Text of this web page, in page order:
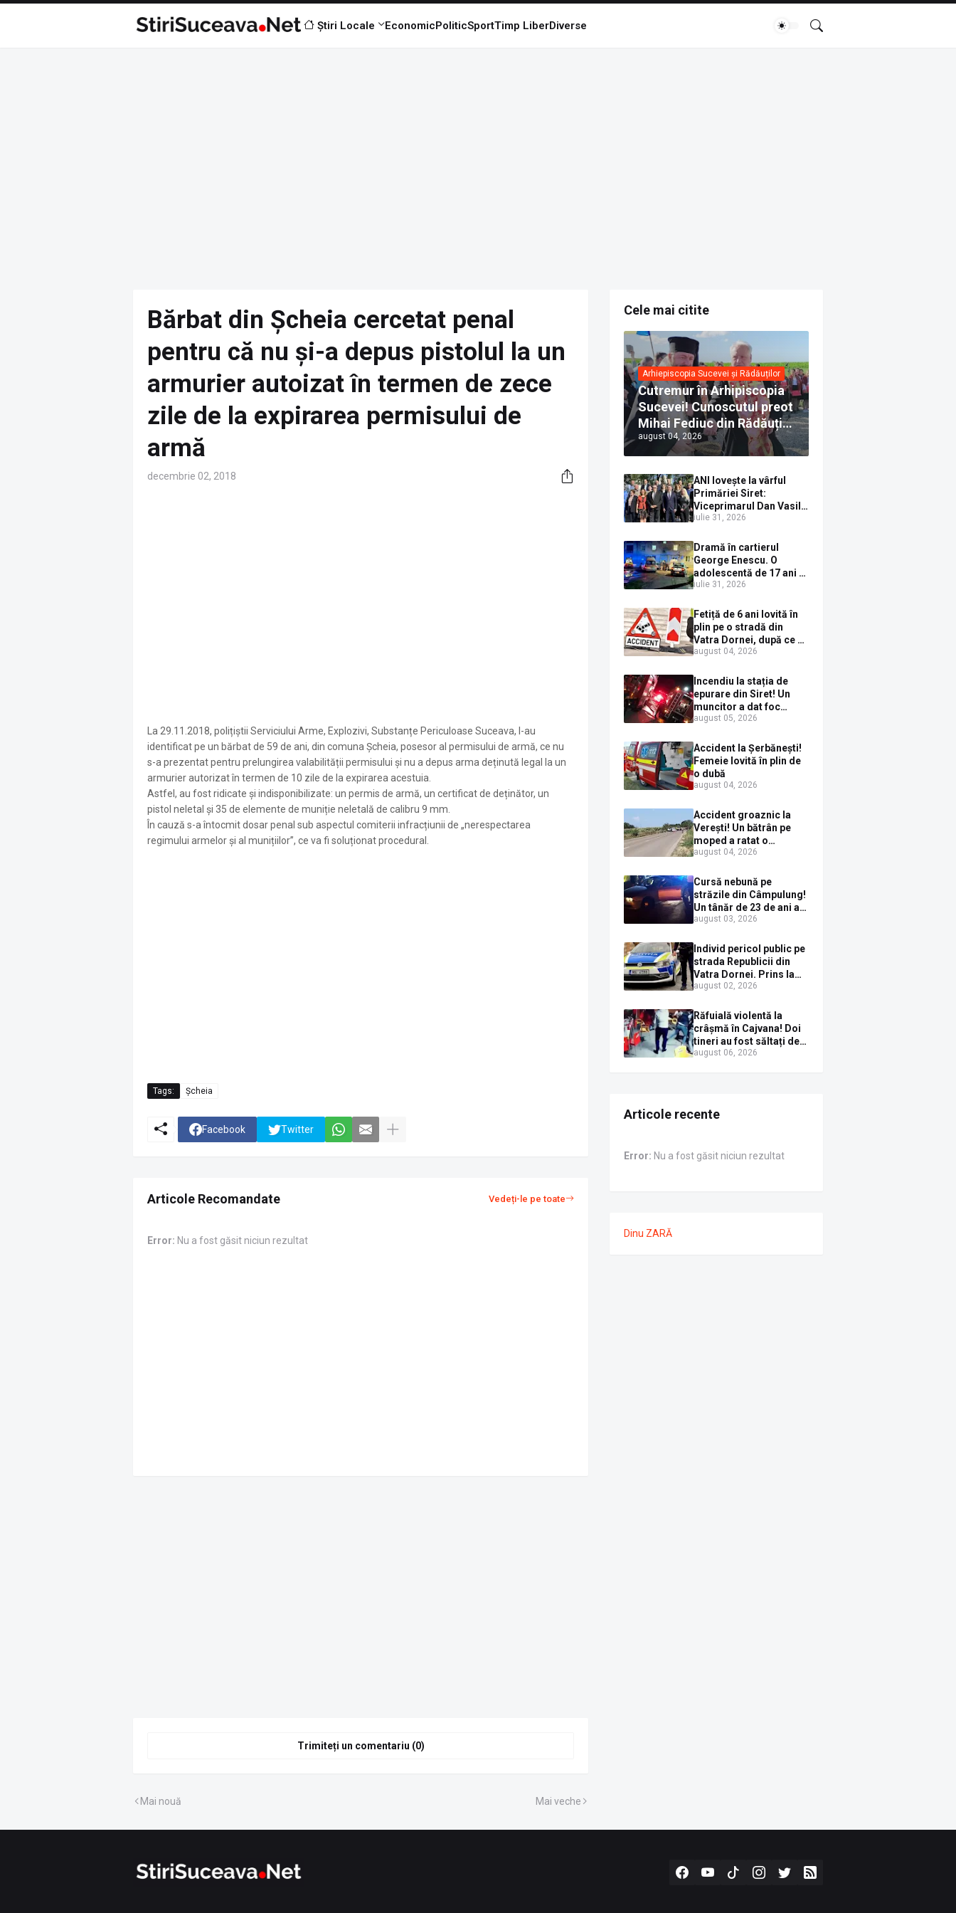
Știri Locale EconomicPoliticSportTimp LiberDiverse
Bărbat din Șcheia cercetat penal
pentru că nu și-a depus pistolul la un
armurier autoizat în termen de zece
zile de la expirarea permisului de
armă
decembrie 02, 2018
La 29.11.2018, polițiștii Serviciului Arme, Explozivi, Substanțe Periculoase Suceava, l-au
identificat pe un bărbat de 59 de ani, din comuna Șcheia, posesor al permisului de armă, ce nu
s-a prezentat pentru prelungirea valabilității permisului și nu a depus arma deținută legal la un
armurier autorizat în termen de 10 zile de la expirarea acestuia.
Astfel, au fost ridicate și indisponibilizate: un permis de armă, un certificat de deținător, un
pistol neletal și 35 de elemente de muniție neletală de calibru 9 mm.
În cauză s-a întocmit dosar penal sub aspectul comiterii infracțiunii de „nerespectarea
regimului armelor și al munițiilor”, ce va fi soluționat procedural.
Tags: Șcheia
Facebook Twitter
Articole Recomandate Vedeți-le pe toate
Error: Nu a fost găsit niciun rezultat
Trimiteți un comentariu (0)
Mai nouă Mai veche
Cele mai citite
Arhiepiscopia Sucevei și Rădăuților
Cutremur în Arhipiscopia
Sucevei! Cunoscutul preot
Mihai Fediuc din Rădăuți a
trecut la Biserica Creștină
Ortodoxă Valahă. ÎPS
Calinic anunță că îi
pregătește judecata
canonică
august 04, 2026
ANI lovește la vârful
Primăriei Siret:
Viceprimarul Dan Vasile
Sauciuc, declarat
cumul de funcții
iulie 31, 2026
Dramă în cartierul
George Enescu. O
adolescentă de 17 ani s-
a aruncat de la etajul 4
părinții, pe fondul
consumului de alcool în
exces la o petrecere
iulie 31, 2026
Fetiță de 6 ani lovită în
plin pe o stradă din
Vatra Dornei, după ce a
ieșit în fața mașinii prin
august 04, 2026
Incendiu la stația de
epurare din Siret! Un
muncitor a dat foc
pompelor de apă în timp
combustibil
august 05, 2026
Accident la Șerbănești!
Femeie lovită în plin de
o dubă
august 04, 2026
Accident groaznic la
Verești! Un bătrân pe
moped a ratat o
depășire și a ajuns sub
august 04, 2026
Cursă nebună pe
străzile din Câmpulung!
Un tânăr de 23 de ani a
fugit de poliție cu un
un gard de pe strada
Sirenei
august 03, 2026
Individ pericol public pe
strada Republicii din
Vatra Dornei. Prins la
volan cu mașina
plină zi
august 02, 2026
Răfuială violentă la
crâșmă în Cajvana! Doi
tineri au fost săltați de
polițiști după un scandal
august 06, 2026
Articole recente
Error: Nu a fost găsit niciun rezultat
Dinu ZARĂ